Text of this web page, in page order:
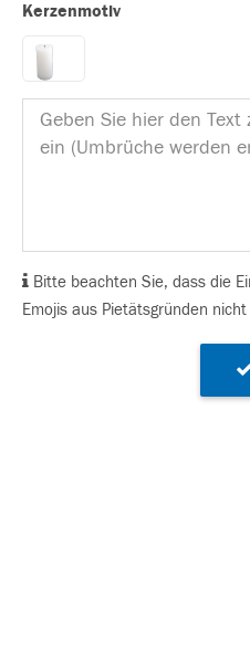
Kerzenmotiv
Bitte beachten Sie, dass die
Emojis aus Pietätsgründen